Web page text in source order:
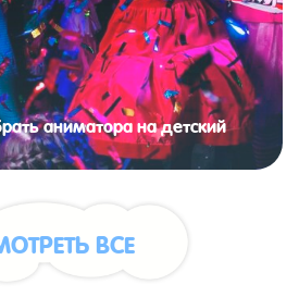
аниматора на детский
ВСЕ